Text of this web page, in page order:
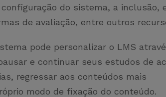
do sistema, a inclusão,
de avaliação, entre outros
pode personalizar o LMS
e continuar seus estudos de
regressar aos conteúdos mais
modo de fixação do conteúdo.